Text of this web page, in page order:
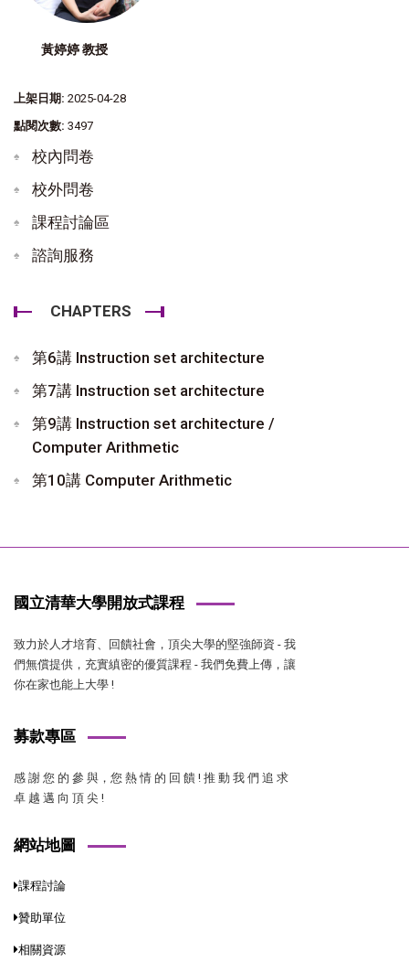
黃婷婷 教授
上架日期: 2025-04-28
點閱次數: 3497
校內問卷
校外問卷
課程討論區
諮詢服務
CHAPTERS
第6講 Instruction set architecture
第7講 Instruction set architecture
第9講 Instruction set architecture /
Computer Arithmetic
第10講 Computer Arithmetic
國立清華大學開放式課程
致力於人才培育、回饋社會，頂尖大學的堅強師資 - 我
們無償提供，充實縝密的優質課程 - 我們免費上傳，讓
你在家也能上大學 !
募款專區
感 謝 您 的 參 與，您 熱 情 的 回 饋 ! 推 動 我 們 追 求
卓 越 邁 向 頂 尖 !
網站地圖
課程討論
贊助單位
相關資源